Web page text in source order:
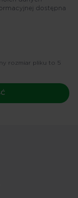
rozmiar pliku to 5
dostępna